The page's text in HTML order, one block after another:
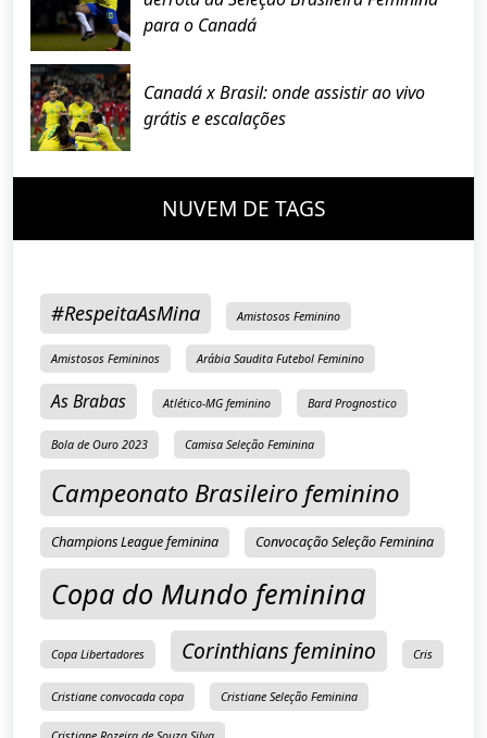
para o Canadá
Canadá x Brasil: onde assistir ao vivo
grátis e escalações
NUVEM DE TAGS
#RespeitaAsMina Amistosos Feminino
Amistosos Femininos Arábia Saudita Futebol Feminino
As Brabas Atlético-MG feminino Bard Prognostico
Bola de Ouro 2023 Camisa Seleção Feminina
Campeonato Brasileiro feminino
Champions League feminina Convocação Seleção Feminina
Copa do Mundo feminina
Copa Libertadores Corinthians feminino Cris
Cristiane convocada copa Cristiane Seleção Feminina